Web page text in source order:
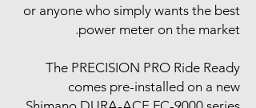
or anyone who simply wants the best
power meter on the market.
The PRECISION PRO Ride Ready
comes pre-installed on a new